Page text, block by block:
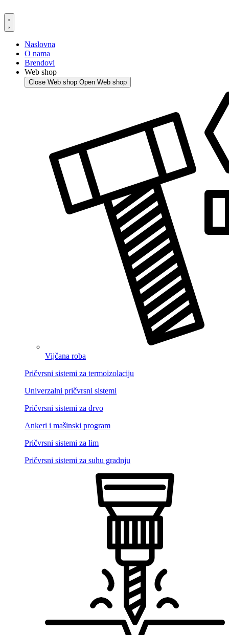
to
content
Naslovna
O nama
Brendovi
Web shop
Close Web shop Open Web shop
Vijčana roba
Pričvrsni sistemi za termoizolaciju
Univerzalni pričvrsni sistemi
Pričvrsni sistemi za drvo
Ankeri i mašinski program
Pričvrsni sistemi za lim
Pričvrsni sistemi za suhu gradnju